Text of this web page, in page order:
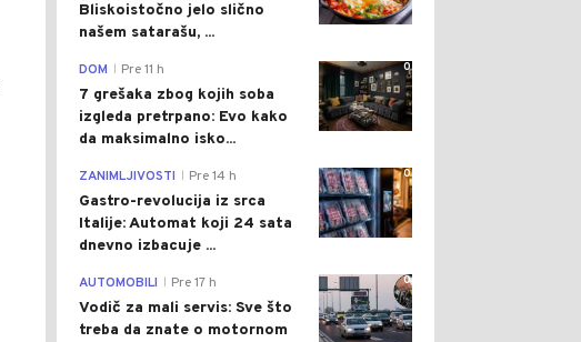
Bliskoistočno jelo slično
našem satarašu, ...
0
DOM Pre 11 h
7 grešaka zbog kojih soba
izgleda pretrpano: Evo kako
da maksimalno isko...
0
ZANIMLJIVOSTI Pre 14 h
Gastro-revolucija iz srca
Italije: Automat koji 24 sata
dnevno izbacuje ...
0
AUTOMOBILI Pre 17 h
Vodič za mali servis: Sve što
treba da znate o motornom